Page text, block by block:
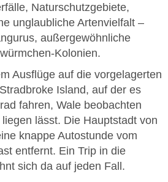
Naturschutzgebiete,
unglaubliche Artenvielfalt –
außergewöhnliche
Kolonien.
Ausflüge auf die vorgelagerten
Island, auf der es
fahren, Wale beobachten
lässt. Die Hauptstadt von
knappe Autostunde vom
entfernt. Ein Trip in die
sich da auf jeden Fall.